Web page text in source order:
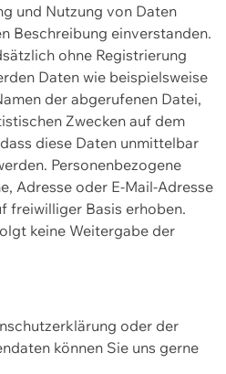
und Nutzung von Daten
Beschreibung einverstanden.
ohne Registrierung
Daten wie beispielsweise
der abgerufenen Datei,
Zwecken auf dem
diese Daten unmittelbar
Personenbezogene
Adresse oder E-Mail-Adresse
freiwilliger Basis erhoben.
keine Weitergabe der
oder der
können Sie uns gerne